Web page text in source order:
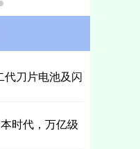
代刀片电池及闪
时代，万亿级